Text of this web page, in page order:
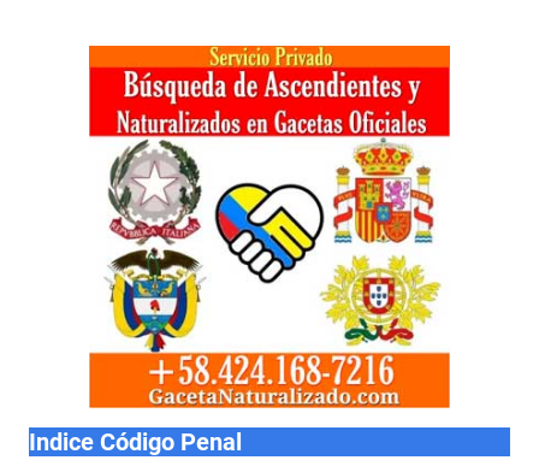
Indice Código Penal